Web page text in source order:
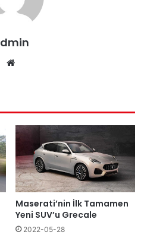
Maserati’nin İlk Tamamen
Yeni SUV’u Grecale
2022-05-28